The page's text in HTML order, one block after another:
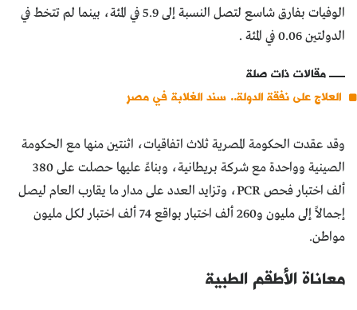
الوفيات بفارق شاسع لتصل النسبة إلى 5.9 في المئة، بينما لم تتخط في
الدولتين 0.06 في المئة .
مقالات ذات صلة
العلاج على نفقة الدولة.. سند الغلابة في مصر
وقد عقدت الحكومة المصرية ثلاث اتفاقيات، اثنتين منها مع الحكومة
الصينية وواحدة مع شركة بريطانية، وبناءً عليها حصلت على 380
ألف اختبار فحص PCR، وتزايد العدد على مدار ما يقارب العام ليصل
إجمالاً إلى مليون و260 ألف اختبار بواقع 74 ألف اختبار لكل مليون
مواطن.
معاناة الأطقم الطبية